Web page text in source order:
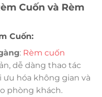
Cuốn và Rèm
Cuốn:
: Rèm cuốn
dễ dàng thao tác
ưu hóa không gian và
phòng khách.